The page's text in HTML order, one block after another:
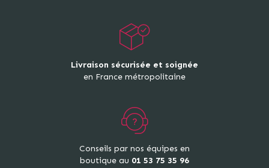
Livraison sécurisée et soignée
en France métropolitaine
Conseils par nos équipes en
boutique au 01 53 75 35 96